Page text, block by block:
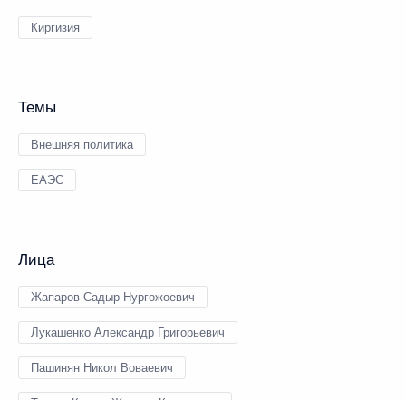
Киргизия
Темы
Внешняя политика
ЕАЭС
Лица
Жапаров Садыр Нургожоевич
Лукашенко Александр Григорьевич
Пашинян Никол Воваевич